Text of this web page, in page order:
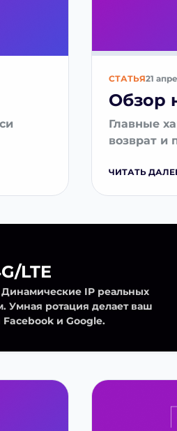
СТАТЬЯ21
Обзор
Главные
возврат и
ЧИТАТЬ
LTE
IP реальных
Умная ротация делает ваш
Facebook и Google.